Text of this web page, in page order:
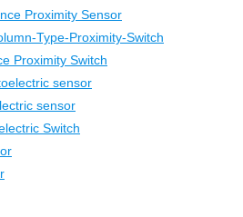
Proximity Sensor
Type-Proximity-Switch
Proximity Switch
sensor
sensor
Switch